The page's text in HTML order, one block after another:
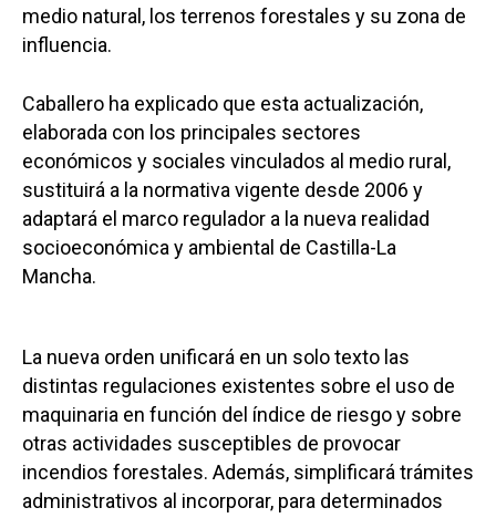
medio natural, los terrenos forestales y su zona de
influencia.
Caballero ha explicado que esta actualización,
elaborada con los principales sectores
económicos y sociales vinculados al medio rural,
sustituirá a la normativa vigente desde 2006 y
adaptará el marco regulador a la nueva realidad
socioeconómica y ambiental de Castilla-La
Mancha.
La nueva orden unificará en un solo texto las
distintas regulaciones existentes sobre el uso de
maquinaria en función del índice de riesgo y sobre
otras actividades susceptibles de provocar
incendios forestales. Además, simplificará trámites
administrativos al incorporar, para determinados